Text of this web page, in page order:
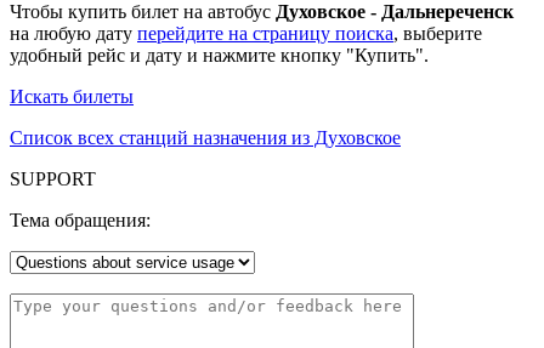
Чтобы купить билет на автобус Духовское - Дальнереченск
на любую дату перейдите на страницу поиска, выберите
удобный рейс и дату и нажмите кнопку "Купить".
Искать билеты
Список всех станций назначения из Духовское
SUPPORT
Тема обращения: